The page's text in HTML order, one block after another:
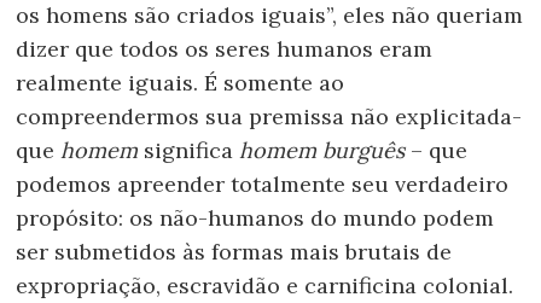
os homens são criados iguais”, eles não queriam
dizer que todos os seres humanos eram
realmente iguais. É somente ao
compreendermos sua premissa não explicitada-
quehomem significahomem burguês– que
podemos apreender totalmente seu verdadeiro
propósito: os não-humanos do mundo podem
ser submetidos às formas mais brutais de
expropriação, escravidão e carnificina colonial.